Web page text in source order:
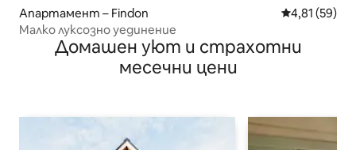
Апартамент – Findon Средна
4,81 (59)
Малко луксозно уединение
Домашен уют и страхотни
месечни цени